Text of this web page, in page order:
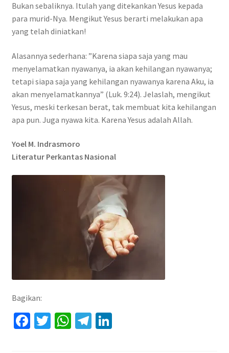
Bukan sebaliknya. Itulah yang ditekankan Yesus kepada
para murid-Nya. Mengikut Yesus berarti melakukan apa
yang telah diniatkan!
Alasannya sederhana: ”Karena siapa saja yang mau
menyelamatkan nyawanya, ia akan kehilangan nyawanya;
tetapi siapa saja yang kehilangan nyawanya karena Aku, ia
akan menyelamatkannya” (Luk. 9:24). Jelaslah, mengikut
Yesus, meski terkesan berat, tak membuat kita kehilangan
apa pun. Juga nyawa kita. Karena Yesus adalah Allah.
Yoel M. Indrasmoro
Literatur Perkantas Nasional
Bagikan:
Fa T W Te Li